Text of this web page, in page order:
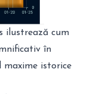
ilustrează cum
în
istorice